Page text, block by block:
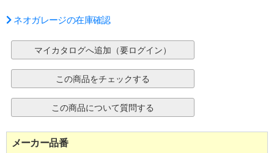
ネオガレージの在庫確認
メーカー品番